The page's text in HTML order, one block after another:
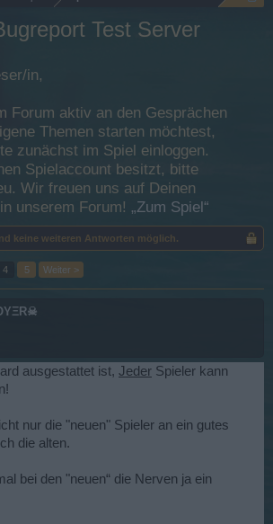
Test Server
in,
Forum aktiv an den Gesprächen
Themen starten möchtest,
zunächst im Spiel einloggen.
Spielaccount besitzt, bitte
Wir freuen uns auf Deinen
unserem Forum! „Zum Spiel“
keine weiteren Antworten möglich.
4 5 Weiter >
ausgestattet ist, Jeder Spieler kann
nur die "neuen" Spieler an ein gutes
die alten.
bei den "neuen“ die Nerven ja ein